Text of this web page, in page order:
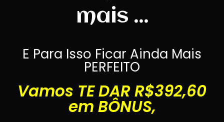
mais ...
E Para Isso Ficar Ainda Mais
PERFEITO
Vamos TE DAR R$392,60
em BÔNUS,